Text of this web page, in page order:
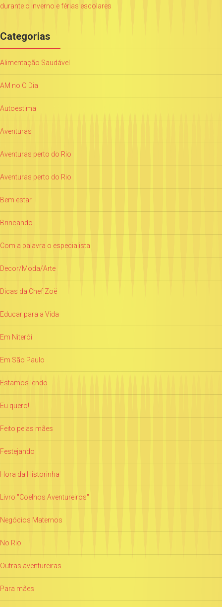
durante o inverno e férias escolares
Categorias
Alimentação Saudável
AM no O Dia
Autoestima
Aventuras
Aventuras perto do Rio
Aventuras perto do Rio
Bem estar
Brincando
Com a palavra o especialista
Decor/Moda/Arte
Dicas da Chef Zoë
Educar para a Vida
Em Niterói
Em São Paulo
Estamos lendo
Eu quero!
Feito pelas mães
Festejando
Hora da Historinha
Livro "Coelhos Aventureiros"
Negócios Maternos
No Rio
Outras aventureiras
Para mães